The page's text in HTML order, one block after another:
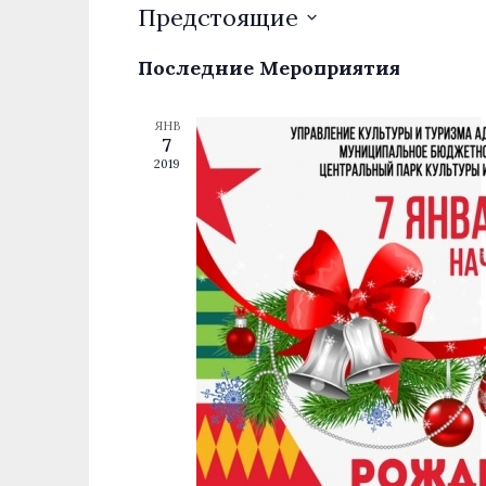
Предстоящие
дату.
Последние Мероприятия
ЯНВ
7
2019